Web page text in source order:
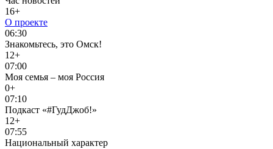
16+
О проекте
06:30
Знакомьтесь, это Омск!
12+
07:00
Моя семья – моя Россия
0+
07:10
Подкаст «#ГудДжоб!»
12+
07:55
Национальный характер